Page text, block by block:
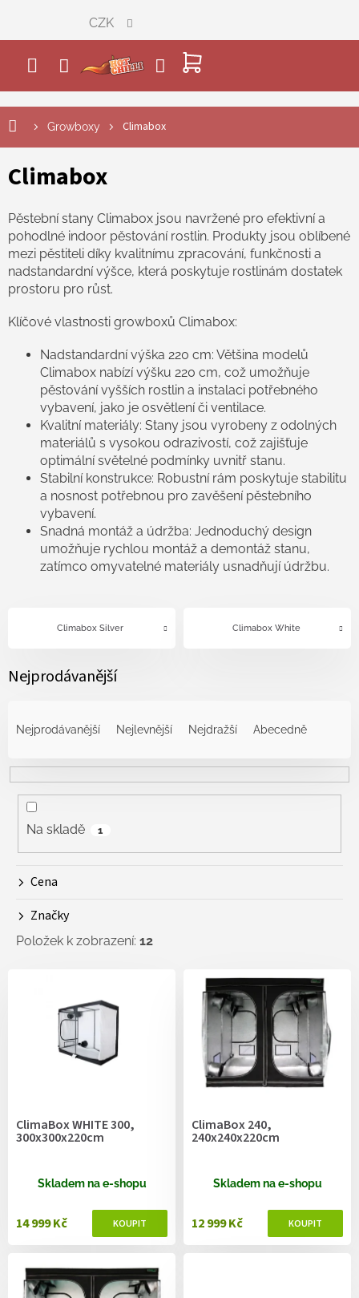
obsah
NÁKUPNÍ
KOŠÍK
CZK
Growboxy Climabox
Climabox
Pěstební stany Climabox jsou navržené pro efektivní a
pohodlné indoor pěstování rostlin. Produkty jsou oblíbené
mezi pěstiteli díky kvalitnímu zpracování, funkčnosti a
nadstandardní výšce, která poskytuje rostlinám dostatek
prostoru pro růst.
Klíčové vlastnosti growboxů Climabox:
Nadstandardní výška 220 cm: Většina modelů
Climabox nabízí výšku 220 cm, což umožňuje
pěstování vyšších rostlin a instalaci potřebného
vybavení, jako je osvětlení či ventilace.
Kvalitní materiály: Stany jsou vyrobeny z odolných
materiálů s vysokou odrazivostí, což zajišťuje
optimální světelné podmínky uvnitř stanu.
Stabilní konstrukce: Robustní rám poskytuje stabilitu
a nosnost potřebnou pro zavěšení pěstebního
vybavení.
Snadná montáž a údržba: Jednoduchý design
umožňuje rychlou montáž a demontáž stanu,
zatímco omyvatelné materiály usnadňují údržbu.
Climabox Silver Climabox White
Nejprodávanější
e
n
Nejprodávanější Nejlevnější Nejdražší Abecedně
Na skladě 1
Cena
Značky
Položek k zobrazení: 12
ClimaBox WHITE 300,
300x300x220cm
Skladem na e-shopu
14 999 Kč
ClimaBox 240,
240x240x220cm
Skladem na e-shopu
12 999 Kč